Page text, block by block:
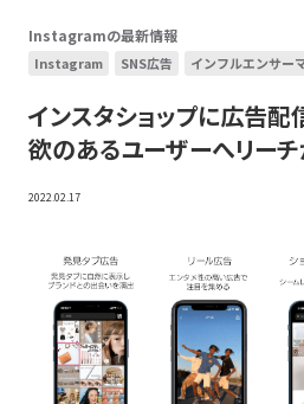
Instagramの最新情報
Instagram SNS広告 インフルエンサー
インスタショップに広告配
欲のあるユーザーへリー
2022.02.17